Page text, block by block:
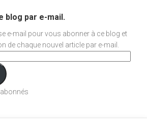
blog par e-mail.
e-mail pour vous abonner à ce blog et
de chaque nouvel article par e-mail.